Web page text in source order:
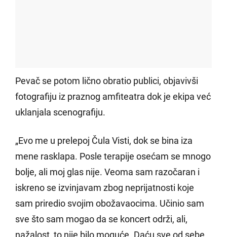
Pevač se potom lično obratio publici, objavivši
fotografiju iz praznog amfiteatra dok je ekipa već
uklanjala scenografiju.
„Evo me u prelepoj Čula Visti, dok se bina iza
mene rasklapa. Posle terapije osećam se mnogo
bolje, ali moj glas nije. Veoma sam razočaran i
iskreno se izvinjavam zbog neprijatnosti koje
sam priredio svojim obožavaocima. Učinio sam
sve što sam mogao da se koncert održi, ali,
nažalost, to nije bilo moguće. Daću sve od sebe